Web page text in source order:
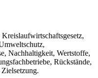
Nachhaltigkeit, Wertstoffe,
Rückstände,